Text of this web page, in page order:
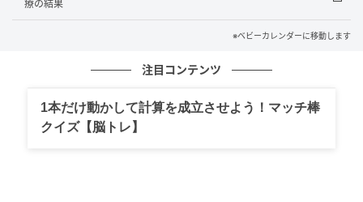
クリエイター情報
療の結果
※ベビーカレンダーに移動します
注目コンテンツ
1本だけ動かして計算を成立させよう！マッチ棒
クイズ【脳トレ】